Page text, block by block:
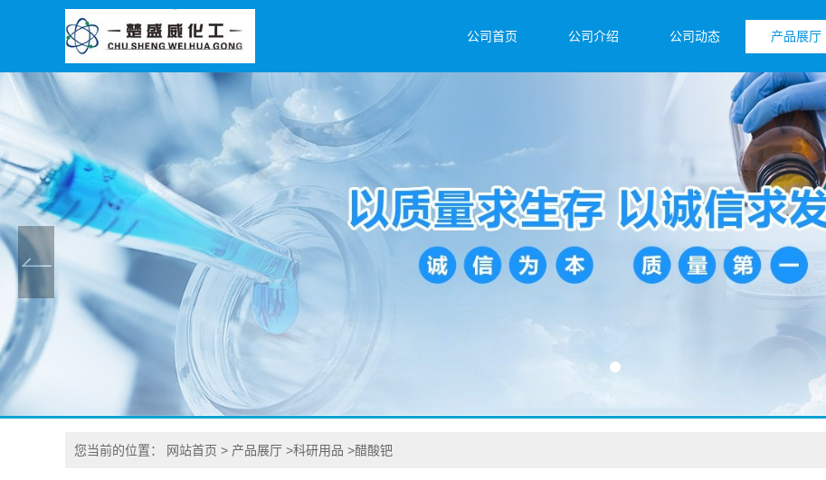
公司首页 公司介绍 公司动态 产品展厅
您当前的位置： 网站首页 > 产品展厅 >科研用品 >醋酸钯